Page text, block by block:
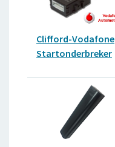
Clifford-Vodafone
Startonderbreker